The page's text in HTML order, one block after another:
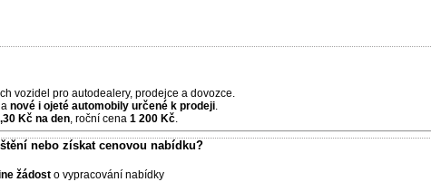
vozidel pro autodealery, prodejce a dovozce.
nové i ojeté automobily určené k prodeji.
Kč na den, roční cena 1 200 Kč.
nebo získat cenovou nabídku?
žádost o vypracování nabídky